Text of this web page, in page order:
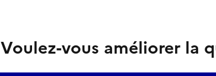
Voulez-vous améliorer la